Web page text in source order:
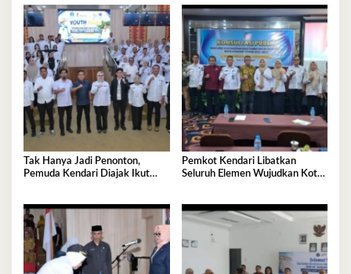
Tak Hanya Jadi Penonton,
Pemuda Kendari Diajak Ikut
Pemkot Kendari Libatkan
Seluruh Elemen Wujudkan Kota